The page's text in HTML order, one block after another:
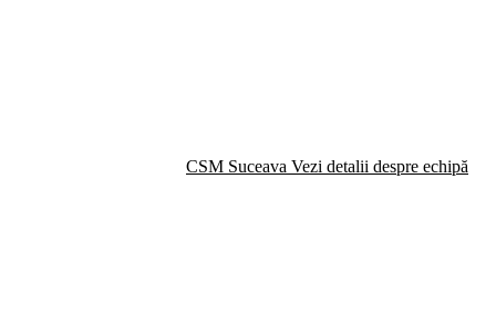
CSM Suceava Vezi detalii despre echipă